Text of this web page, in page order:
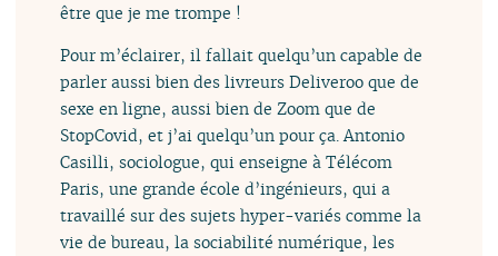
être que je me trompe !
Pour m’éclairer, il fallait quelqu’un capable de
parler aussi bien des livreurs Deliveroo que de
sexe en ligne, aussi bien de Zoom que de
StopCovid, et j’ai quelqu’un pour ça. Antonio
Casilli, sociologue, qui enseigne à Télécom
Paris, une grande école d’ingénieurs, qui a
travaillé sur des sujets hyper-variés comme la
vie de bureau, la sociabilité numérique, les